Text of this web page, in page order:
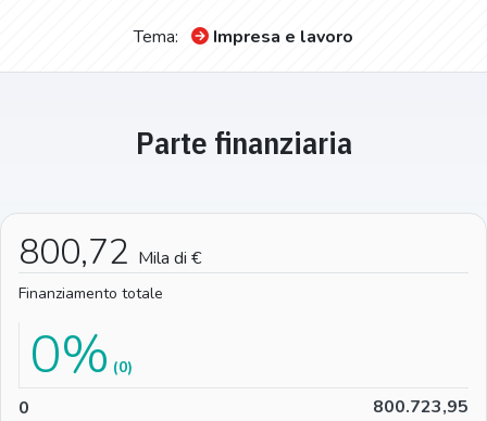
Tema: Impresa e lavoro
Parte finanziaria
800,72 Mila di €
Finanziamento totale
0 800.723,95
0% (0)